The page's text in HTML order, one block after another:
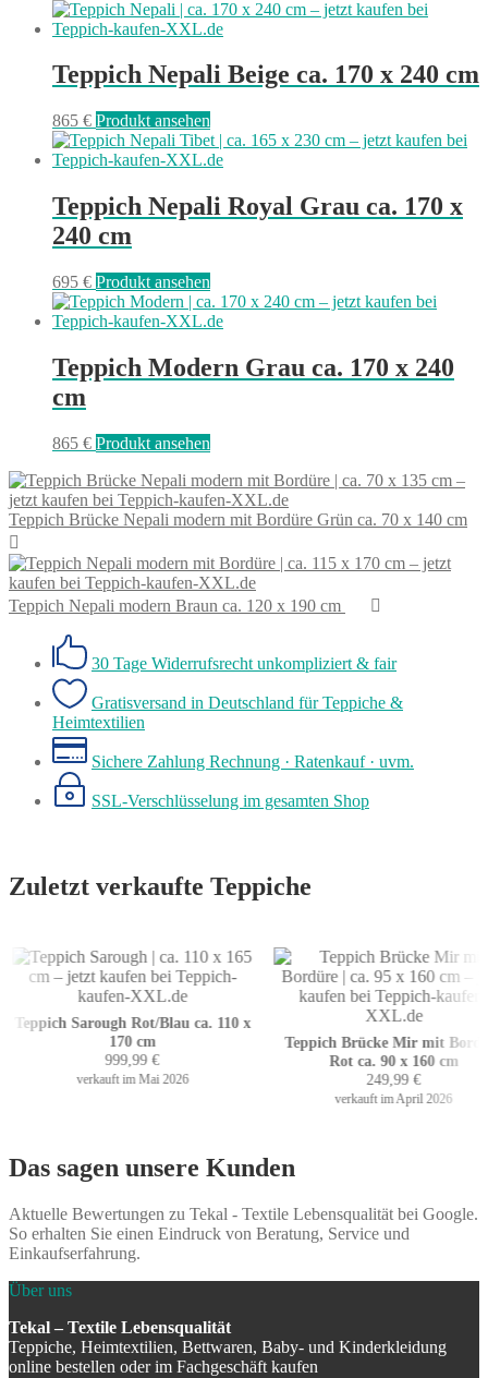
Teppich Nepali Beige ca. 170 x 240 cm
865 € Produkt ansehen
Teppich Nepali Royal Grau ca. 170 x
240 cm
695 € Produkt ansehen
Teppich Modern Grau ca. 170 x 240
cm
865 € Produkt ansehen
Teppich Brücke Nepali modern mit Bordüre Grün ca. 70 x 140 cm
Teppich Nepali modern Braun ca. 120 x 190 cm
30 Tage Widerrufsrecht unkompliziert & fair
Gratisversand in Deutschland für Teppiche &
Heimtextilien
Sichere Zahlung Rechnung · Ratenkauf · uvm.
SSL-Verschlüsselung im gesamten Shop
Zuletzt verkaufte Teppiche
Teppich Sarough Rot/Blau ca. 110 x
170 cm
999,99€
verkauft im Mai 2026
Teppich Brücke Mir mit
Rot ca. 90 x 160 cm
249,99€
verkauft im April 2026
Das sagen unsere Kunden
Aktuelle Bewertungen zu Tekal - Textile Lebensqualität bei Google.
So erhalten Sie einen Eindruck von Beratung, Service und
Einkaufserfahrung.
Über uns
Tekal – Textile Lebensqualität
Teppiche, Heimtextilien, Bettwaren, Baby- und Kinderkleidung
online bestellen oder im Fachgeschäft kaufen